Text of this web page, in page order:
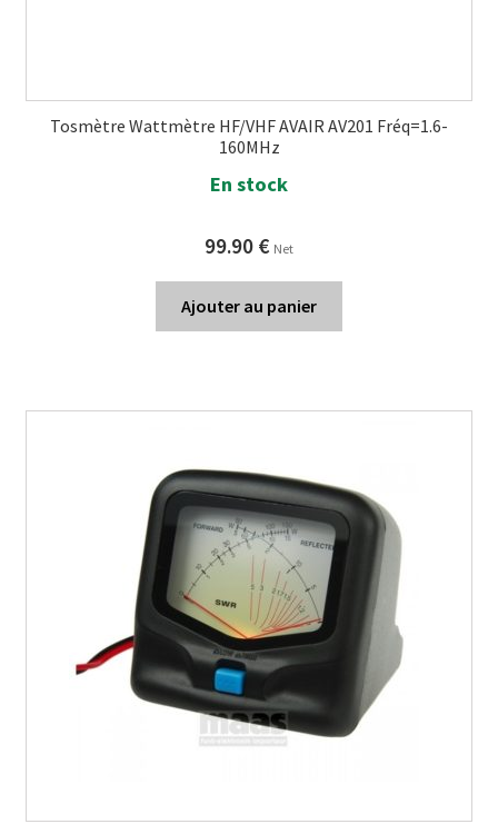
Tosmètre Wattmètre HF/VHF AVAIR AV201 Fréq=1.6-
160MHz
En stock
99.90 € Net
Ajouter au panier